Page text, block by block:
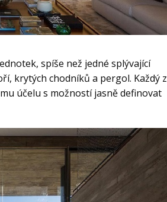
spíše než jedné splývající
krytých chodníků a pergol. Každý z
účelu s možností jasně definovat